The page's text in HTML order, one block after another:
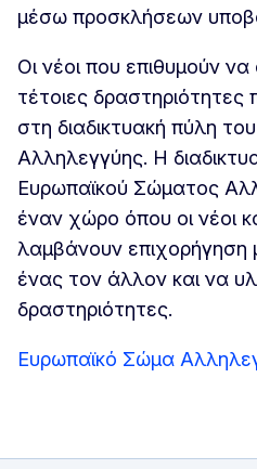
μέσω προσκλήσεων
Οι νέοι που επιθυμούν
τέτοιες
στη διαδικτυακή πύλη
Αλληλεγγύης. Η
Ευρωπαϊκού Σώματος
έναν χώρο όπου οι νέοι
λαμβάνουν επιχορήγηση
ένας τον άλλον και να
δραστηριότητες.
Ευρωπαϊκό Σώμα